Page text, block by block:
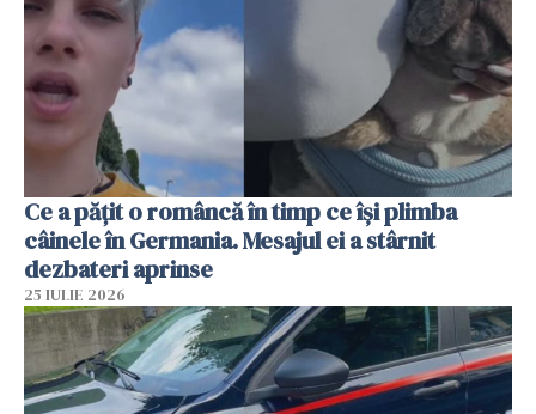
Ce a pățit o româncă în timp ce își plimba
câinele în Germania. Mesajul ei a stârnit
dezbateri aprinse
25 IULIE 2026